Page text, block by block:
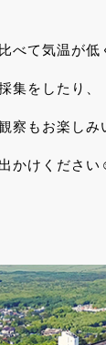
べて気温が低
集をしたり、
察もお楽しみ
かけくださ